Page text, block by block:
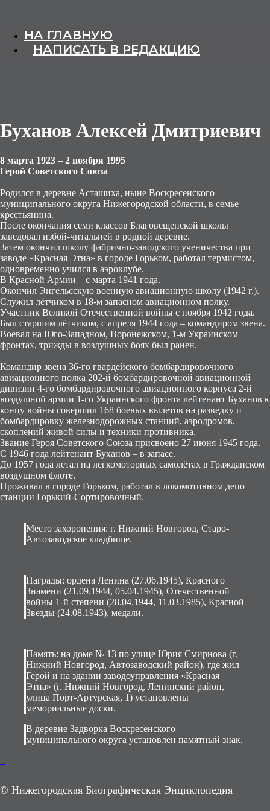
НА ГЛАВНУЮ
НАПИСАТЬ В РЕДАКЦИЮ
Буханов Алексей Дмитриевич
8 марта 1923 – 2 ноября 1995
Герой Советского Союза
Родился в деревне Асташиха, ныне Воскресенского
муниципального округа Нижегородской области, в семье
крестьянина.
После окончания семи классов Благовещенской школы
заведовал избой-читальней в родной деревне.
Затем окончил школу фабрично-заводского ученичества при
заводе «Красная Этна» в городе Горьком, работал термистом,
одновременно учился в аэроклубе.
В Красной Армии – с марта 1941 года.
Окончил Энгельсскую военную авиационную школу (1942 г.).
Служил лётчиком в 18-м запасном авиационном полку.
Участник Великой Отечественной войны с ноября 1942 года.
Был старшим лётчиком, с апреля 1944 года – командиром звена.
Воевал на Юго-Западном, Воронежском, 1-м Украинском
фронтах, трижды в воздушных боях был ранен.
Командир звена 36-го гвардейского бомбардировочного
авиационного полка 202-й бомбардировочной авиационной
дивизии 4-го бомбардировочного авиационного корпуса 2-й
воздушной армии 1-го Украинского фронта лейтенант Буханов к
концу войны совершил 168 боевых вылетов на разведку и
бомбардировку железнодорожных станций, аэродромов,
скоплений живой силы и техники противника.
Звание Героя Советского Союза присвоено 27 июня 1945 года.
С 1946 года лейтенант Буханов – в запасе.
До 1957 года летал на легкомоторных самолётах в Гражданском
воздушном флоте.
Проживал в городе Горьком, работал в локомотивном депо
станции Горький-Сортировочный.
Место захоронения: г. Нижний Новгород, Старо-
Автозаводское кладбище.
Награды: ордена Ленина (27.06.1945), Красного
Знамени (21.09.1944, 05.04.1945), Отечественной
войны 1-й степени (28.04.1944, 11.03.1985), Красной
Звезды (24.08.1943), медали.
Память: на доме № 13 по улице Юрия Смирнова (г.
Нижний Новгород, Автозаводский район), где жил
Герой и на здании заводоуправления «Красная
Этна» (г. Нижний Новгород, Ленинский район,
улица Порт-Артурская, 1) установлены
мемориальные доски.
В деревне Задворка Воскресенского
муниципального округа установлен памятный знак.
© Нижегородская Биографическая Энциклопедия